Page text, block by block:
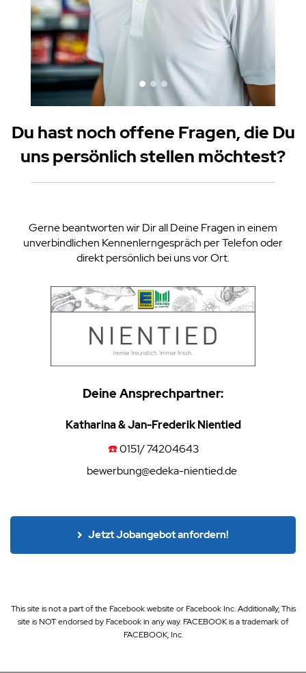
Du hast noch offene Fragen, die Du
uns persönlich stellen möchtest?
Gerne beantworten wir Dir all Deine Fragen in einem
unverbindlichen Kennenlerngespräch per Telefon oder
direkt persönlich bei uns vor Ort.
Deine Ansprechpartner:
Katharina & Jan-Frederik Nientied
☎️0151/ 74204643
bewerbung@edeka-nientied.de
Jetzt Jobangebot anfordern!
This site is not a part of the Facebook website or Facebook Inc. Additionally, This
site is NOT endorsed by Facebook in any way. FACEBOOK is a trademark of
FACEBOOK, Inc.